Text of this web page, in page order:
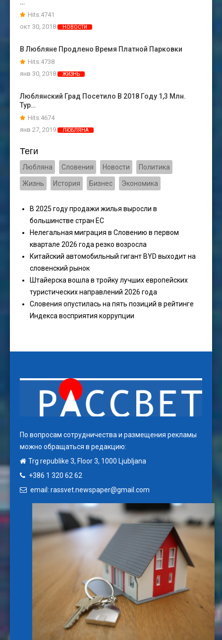
…
Hits:4741
окт 30, 2018
НОВОСТИ
В Любляне Продлено Время Платной Парковки
Hits:4738
янв 30, 2018
ЖИЗНЬ
Люблянский Град Посетило В 2018 Году 1,3 Млн.
Тур…
Hits:4674
янв 27, 2019
ЛЮБЛЯНА
Теги
Любляна Словения Новости Политика
Жизнь История Бизнес Экономика
В 2025 году продажи жилья выросли в
большинстве стран ЕС
Нелегальная миграция в Словению в первом
квартале 2026 года резко возросла
Китайский автомобильный гигант BYD выходит на
словенский рынок
Штайерска вошла в тройку лучших европейских
туристических направлений 2026 года
Словения опустилась на пять позиций в рейтинге
Индекса восприятия коррупции
По вопросам сотрудничества и размещения рекламы
можно обращаться в редакцию:
Trg republike 3, Floor 3, 1000 Ljubljana
+386 1 320 62 62
email: rassvet.newspaper@gmail.com